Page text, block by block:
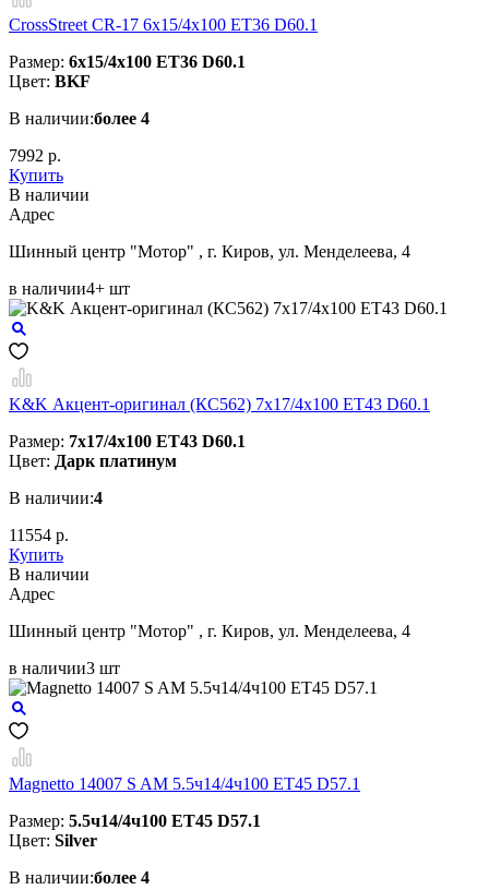
CrossStreet CR-17 6x15/4x100 ET36 D60.1
Размер: 6x15/4x100 ET36 D60.1
Цвет: BKF
В наличии:более 4
7992 р.
Купить
В наличии
Aдрес
Шинный центр "Мотор" , г. Киров, ул. Менделеева, 4
в наличии4+ шт
K&K Акцент-оригинал (КС562) 7x17/4x100 ET43 D60.1
Размер: 7x17/4x100 ET43 D60.1
Цвет: Дарк платинум
В наличии:4
11554 р.
Купить
В наличии
Aдрес
Шинный центр "Мотор" , г. Киров, ул. Менделеева, 4
в наличии3 шт
Magnetto 14007 S AM 5.5ч14/4ч100 ET45 D57.1
Размер: 5.5ч14/4ч100 ET45 D57.1
Цвет: Silver
В наличии:более 4